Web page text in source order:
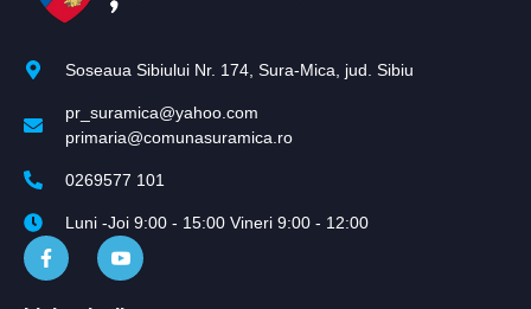
Soseaua Sibiului Nr. 174, Sura-Mica, jud. Sibiu
pr_suramica@yahoo.com
primaria@comunasuramica.ro
0269577 101
Luni -Joi 9:00 - 15:00 Vineri 9:00 - 12:00